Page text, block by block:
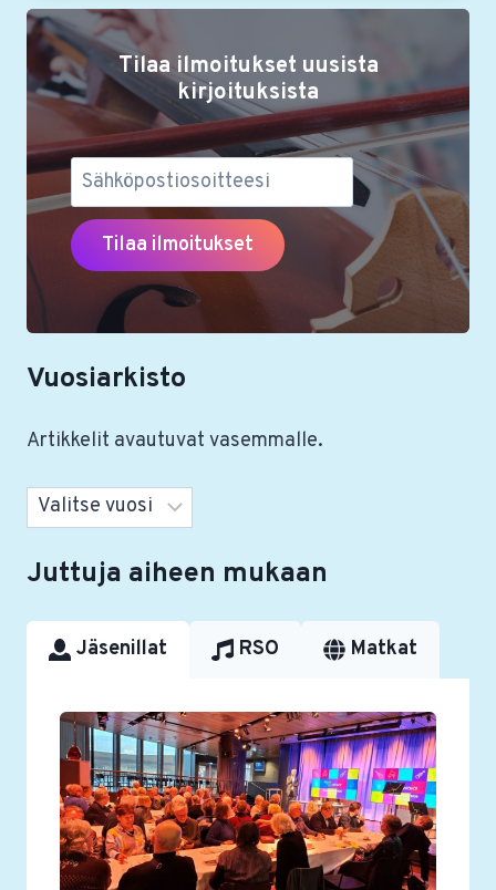
RSON
YSTÄVIEN
JÄSENILLAN
VIERAANA
Tilaa ilmoitukset uusista
kirjoituksista
Vuosiarkisto
Artikkelit avautuvat vasemmalle.
Arkistot
Juttuja aiheen mukaan
Jäsenillat RSO Matkat